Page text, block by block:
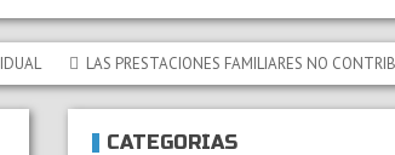
LAS PRESTACIONES FAMILIARES NO
CATEGORÍAS